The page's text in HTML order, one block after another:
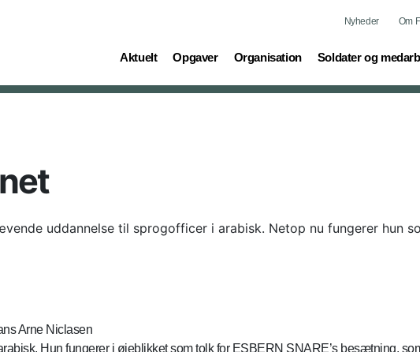
Nyheder Om
Aktuelt
(current) Opgaver
(current) Organisation
(current) Soldater og
(current)
uddannelse til sprogofficer i arabisk. Netop nu fungerer hun
Arne Niclasen
Hun fungerer i øjeblikket som tolk for ESBERN SNARE’s besætning,